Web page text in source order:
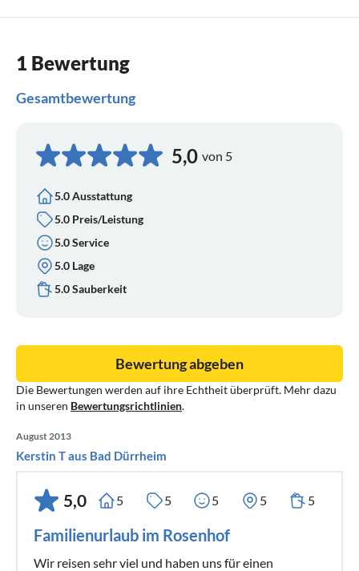
1 Bewertung
Gesamtbewertung
5,0 von 5
5.0 Ausstattung
5.0 Preis/Leistung
5.0 Service
5.0 Lage
5.0 Sauberkeit
Die Bewertungen werden auf ihre Echtheit überprüft. Mehr dazu
in unseren Bewertungsrichtlinien.
Bewertung abgeben
August 2013
Kerstin T aus Bad Dürrheim
5,0 5 5 5 5 5
Familienurlaub im Rosenhof
Wir reisen sehr viel und haben uns für einen